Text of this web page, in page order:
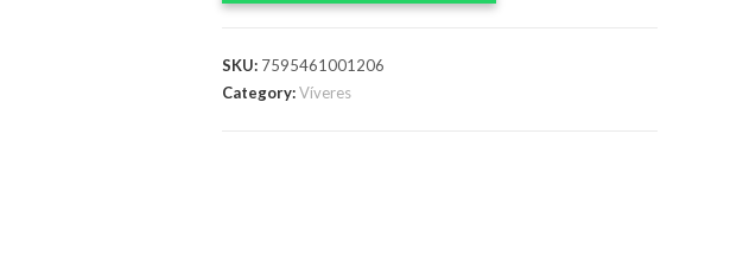
SKU: 7595461001206
Category:Víveres